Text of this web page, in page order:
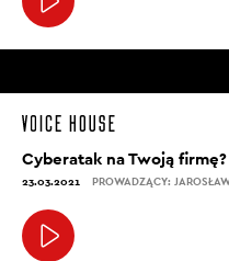
Cyberatak na Twoją
23.03.2021 PROWADZĄCY: